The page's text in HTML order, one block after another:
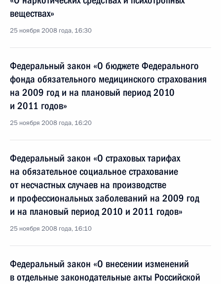
веществах»
25 ноября 2008 года, 16:30
Федеральный закон «О бюджете Федерального
фонда обязательного медицинского страхования
на 2009 год и на плановый период 2010
и 2011 годов»
25 ноября 2008 года, 16:20
Федеральный закон «О страховых тарифах
на обязательное социальное страхование
от несчастных случаев на производстве
и профессиональных заболеваний на 2009 год
и на плановый период 2010 и 2011 годов»
25 ноября 2008 года, 16:10
Федеральный закон «О внесении изменений
в отдельные законодательные акты Российской